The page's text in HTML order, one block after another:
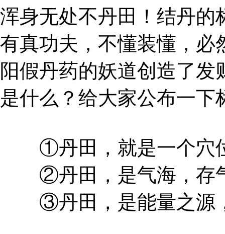
浑身无处不丹田！结丹的
有真功夫，不懂装懂，必
阳假丹药的妖道创造了
是什么？给大家公布一下
①丹田，就是一个穴
②丹田，是气海，存
③丹田，是能量之源，